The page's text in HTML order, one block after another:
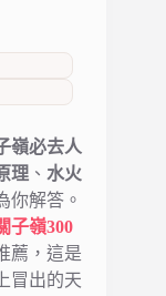
嶺必去人
理 、 水火
你解答。
子嶺300
薦，這是
冒出的天